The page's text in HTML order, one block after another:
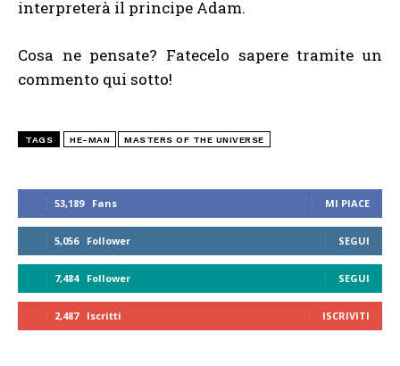
53,189 Fans MI PIACE
5,056 Follower SEGUI
7,484 Follower SEGUI
2,487 Iscritti ISCRIVITI
interpreterà il principe Adam.
Cosa ne pensate? Fatecelo sapere tramite un
commento qui sotto!
TAGS HE-MAN MASTERS OF THE UNIVERSE